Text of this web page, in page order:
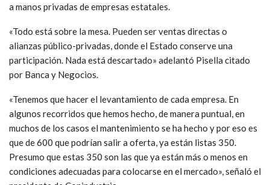
a manos privadas de empresas estatales.
«Todo está sobre la mesa. Pueden ser ventas directas o
alianzas público-privadas, donde el Estado conserve una
participación. Nada está descartado» adelantó Pisella citado
por Banca y Negocios.
«Tenemos que hacer el levantamiento de cada empresa. En
algunos recorridos que hemos hecho, de manera puntual, en
muchos de los casos el mantenimiento se ha hecho y por eso es
que de 600 que podrían salir a oferta, ya están listas 350.
Presumo que estas 350 son las que ya están más o menos en
condiciones adecuadas para colocarse en el mercado», señaló el